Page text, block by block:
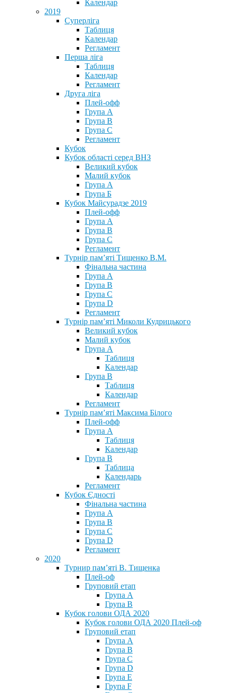
Календар
2019
Суперліга
Таблиця
Календар
Регламент
Перша ліга
Таблиця
Календар
Регламент
Друга ліга
Плей-офф
Група А
Група В
Група С
Регламент
Кубок
Кубок області серед ВНЗ
Великий кубок
Малий кубок
Група А
Група Б
Кубок Майсурадзе 2019
Плей-офф
Група А
Група В
Група С
Регламент
Турнір пам’яті Тищенко В.М.
Фінальна частина
Група А
Група В
Група С
Група D
Регламент
Турнір пам’яті Миколи Кудрицького
Великий кубок
Малий кубок
Група А
Таблиця
Календар
Група В
Таблиця
Календар
Регламент
Турнір пам’яті Максима Білого
Плей-офф
Група А
Таблиця
Календар
Група В
Таблица
Календарь
Регламент
Кубок Єдності
Фінальна частина
Група А
Група В
Група С
Група D
Регламент
2020
Турнир пам’яті В. Тищенка
Плей-оф
Груповий етап
Група А
Група В
Кубок голови ОДА 2020
Кубок голови ОДА 2020 Плей-оф
Груповий етап
Група A
Група B
Група C
Група D
Група E
Група F